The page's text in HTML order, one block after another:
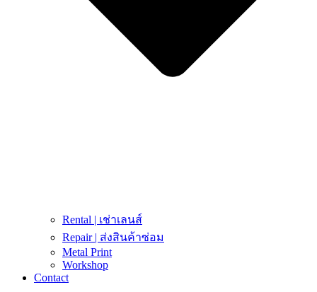
Rental | เช่าเลนส์
Repair | ส่งสินค้าซ่อม
Metal Print
Workshop
Contact